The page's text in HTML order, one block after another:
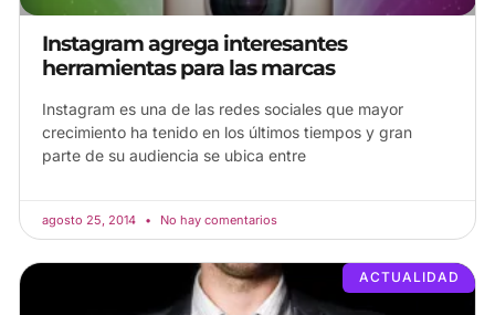
Instagram agrega interesantes
herramientas para las marcas
Instagram es una de las redes sociales que mayor
crecimiento ha tenido en los últimos tiempos y gran
parte de su audiencia se ubica entre
agosto 25, 2014 No hay comentarios
ACTUALIDAD